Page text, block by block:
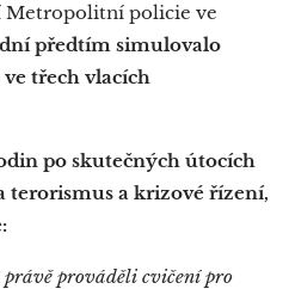
policie ve
předtím simulovalo
třech vlacích
po skutečných útocích
terorismus a krizové řízení,
právě prováděli cvičení pro